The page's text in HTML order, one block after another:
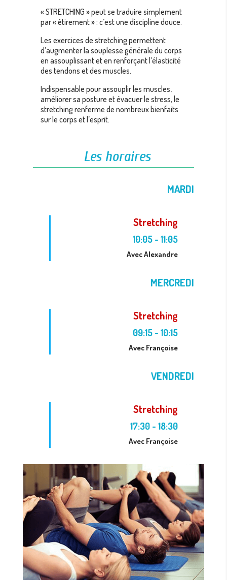
« STRETCHING » peut se traduire simplement
par « étirement » : c’est une discipline douce.
Les exercices de stretching permettent
d’augmenter la souplesse générale du corps
en assouplissant et en renforçant l’élasticité
des tendons et des muscles.
Indispensable pour assouplir les muscles,
améliorer sa posture et évacuer le stress, le
stretching renferme de nombreux bienfaits
sur le corps et l’esprit.
Les horaires
MARDI
Stretching
10:05 -11:05
Avec Alexandre
MERCREDI
Stretching
09:15 -10:15
Avec Françoise
VENDREDI
Stretching
17:30 -18:30
Avec Françoise